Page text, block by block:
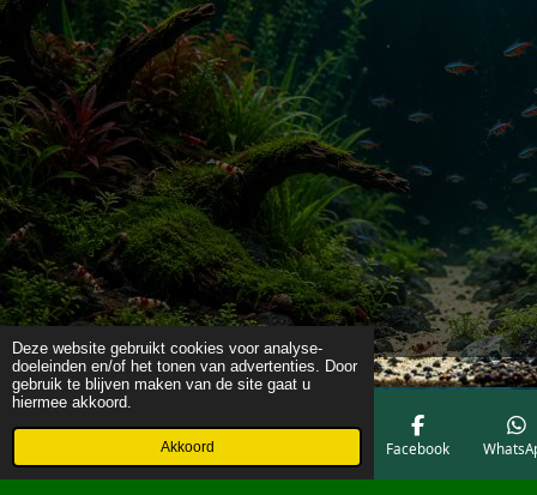
Deze website gebruikt cookies voor analyse-
doeleinden en/of het tonen van advertenties. Door
gebruik te blijven maken van de site gaat u
hiermee akkoord.
Akkoord
Telefoonnummer Facebook